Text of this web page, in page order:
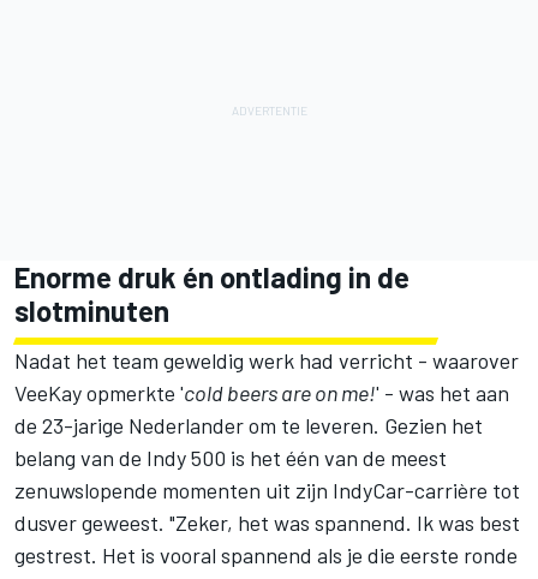
Enorme druk én ontlading in de
slotminuten
Nadat het team geweldig werk had verricht - waarover
VeeKay opmerkte 'cold beers are on me!' - was het aan
de 23-jarige Nederlander om te leveren. Gezien het
belang van de Indy 500 is het één van de meest
zenuwslopende momenten uit zijn IndyCar-carrière tot
dusver geweest. "Zeker, het was spannend. Ik was best
gestrest. Het is vooral spannend als je die eerste ronde